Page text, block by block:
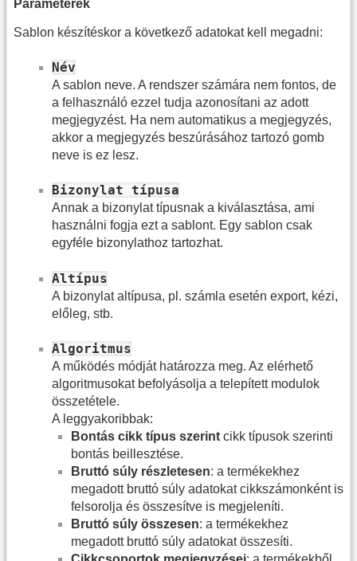
Paraméterek
Sablon készítéskor a következő adatokat kell megadni:
Név
A sablon neve. A rendszer számára nem fontos, de
a felhasználó ezzel tudja azonosítani az adott
megjegyzést. Ha nem automatikus a megjegyzés,
akkor a megjegyzés beszúrásához tartozó gomb
neve is ez lesz.
Bizonylat típusa
Annak a bizonylat típusnak a kiválasztása, ami
használni fogja ezt a sablont. Egy sablon csak
egyféle bizonylathoz tartozhat.
Altípus
A bizonylat altípusa, pl. számla esetén export, kézi,
előleg, stb.
Algoritmus
A működés módját határozza meg. Az elérhető
algoritmusokat befolyásolja a telepített modulok
összetétele.
A leggyakoribbak:
Bontás cikk típus szerint cikk típusok szerinti
bontás beillesztése.
Bruttó súly részletesen: a termékekhez
megadott bruttó súly adatokat cikkszámonként is
felsorolja és összesítve is megjeleníti.
Bruttó súly összesen: a termékekhez
megadott bruttó súly adatokat összesíti.